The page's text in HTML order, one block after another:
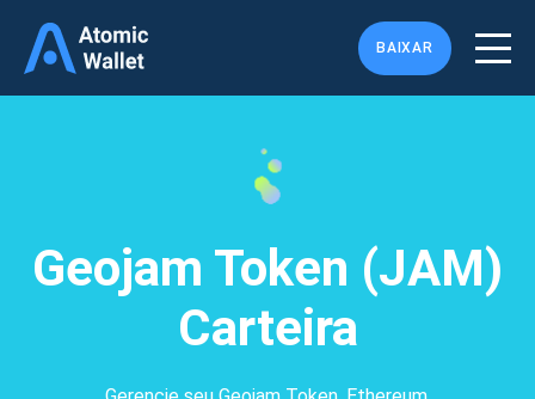
BAIXAR
Geojam Token (JAM)
Carteira